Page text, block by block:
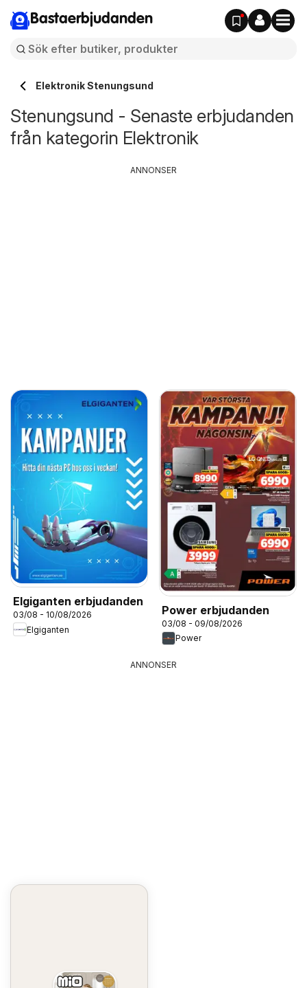
Bastaerbjudanden
Elektronik Stenungsund
Stenungsund - Senaste erbjudanden
från kategorin Elektronik
Elgiganten erbjudanden
03/08 - 10/08/2026
Elgiganten
Power erbjudanden
03/08 - 09/08/2026
Power
ANNONSER
ANNONSER